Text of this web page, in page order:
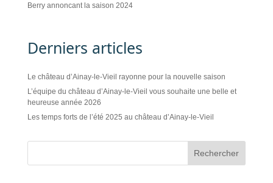
Berry annoncant la saison 2024
Derniers articles
Le château d’Ainay-le-Vieil rayonne pour la nouvelle saison
L’équipe du château d’Ainay-le-Vieil vous souhaite une belle et
heureuse année 2026
Les temps forts de l’été 2025 au château d’Ainay-le-Vieil